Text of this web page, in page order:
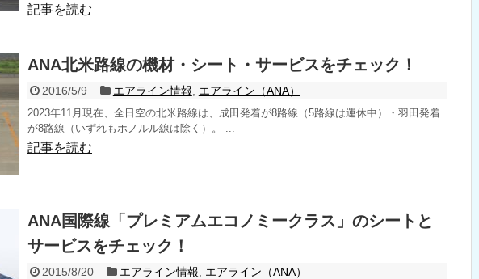
記事を読む
ANA北米路線の機材・シート・サービスをチェック！
2016/5/9 エアライン情報 エアライン（ANA）
2023年11月現在、全日空の北米路線は、成田発着が8路線（5路線は運休中）・羽田発着
が8路線（いずれもホノルル線は除く）。 ...
記事を読む
ANA国際線「プレミアムエコノミークラス」のシートと
サービスをチェック！
2015/8/20 エアライン情報 エアライン（ANA）